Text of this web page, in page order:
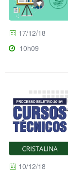
17/12/18
10h09
10/12/18